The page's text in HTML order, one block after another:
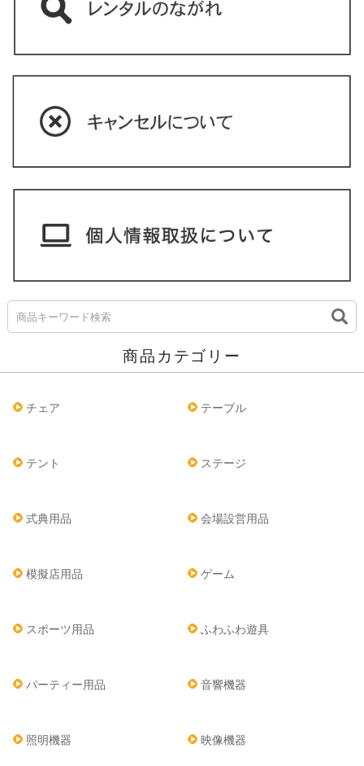
商品カテゴリー
チェア テーブル
テント ステージ
式典用品 会場設営用品
模擬店用品 ゲーム
スポーツ用品 ふわふわ遊具
パーティー用品 音響機器
照明機器 映像機器